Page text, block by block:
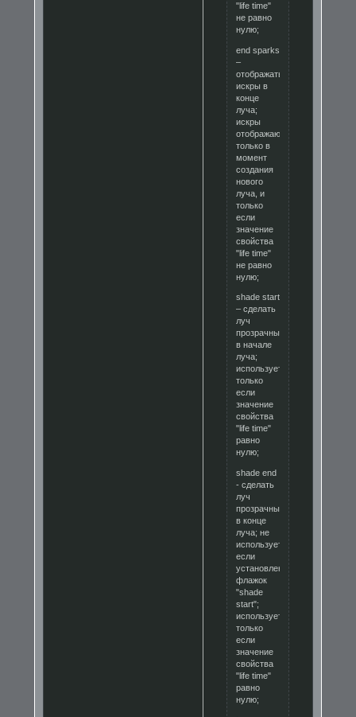
"life time"
не равно
нулю;
end sparks
–
отображать
искры в
конце
луча;
искры
отображаются
только в
момент
создания
нового
луча, и
только
если
значение
свойства
"life time"
не равно
нулю;
shade start
– сделать
луч
прозрачным
в начале
луча;
используется
только
если
значение
свойства
"life time"
равно
нулю;
shade end
- сделать
луч
прозрачным
в конце
луча; не
используется
если
установлен
флажок
"shade
start";
используется
только
если
значение
свойства
"life time"
равно
нулю;